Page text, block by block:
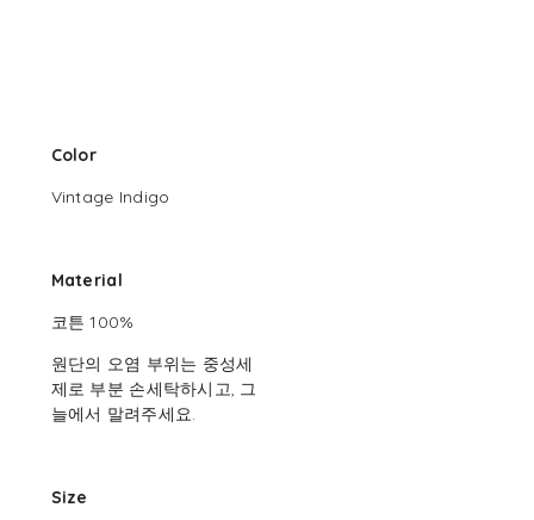
Color
Vintage Indigo
Material
코튼 100%
원단의 오염 부위는 중성세
제로 부분 손세탁하시고, 그
늘에서 말려주세요.
Size